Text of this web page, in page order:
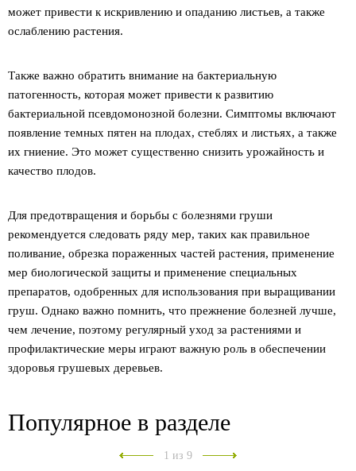
может привести к искривлению и опаданию листьев, а также
ослаблению растения.
Также важно обратить внимание на бактериальную
патогенность, которая может привести к развитию
бактериальной псевдомонозной болезни. Симптомы включают
появление темных пятен на плодах, стеблях и листьях, а также
их гниение. Это может существенно снизить урожайность и
качество плодов.
Для предотвращения и борьбы с болезнями груши
рекомендуется следовать ряду мер, таких как правильное
поливание, обрезка пораженных частей растения, применение
мер биологической защиты и применение специальных
препаратов, одобренных для использования при выращивании
груш. Однако важно помнить, что прежнение болезней лучше,
чем лечение, поэтому регулярный уход за растениями и
профилактические меры играют важную роль в обеспечении
здоровья грушевых деревьев.
Популярное в разделе
1 из 9